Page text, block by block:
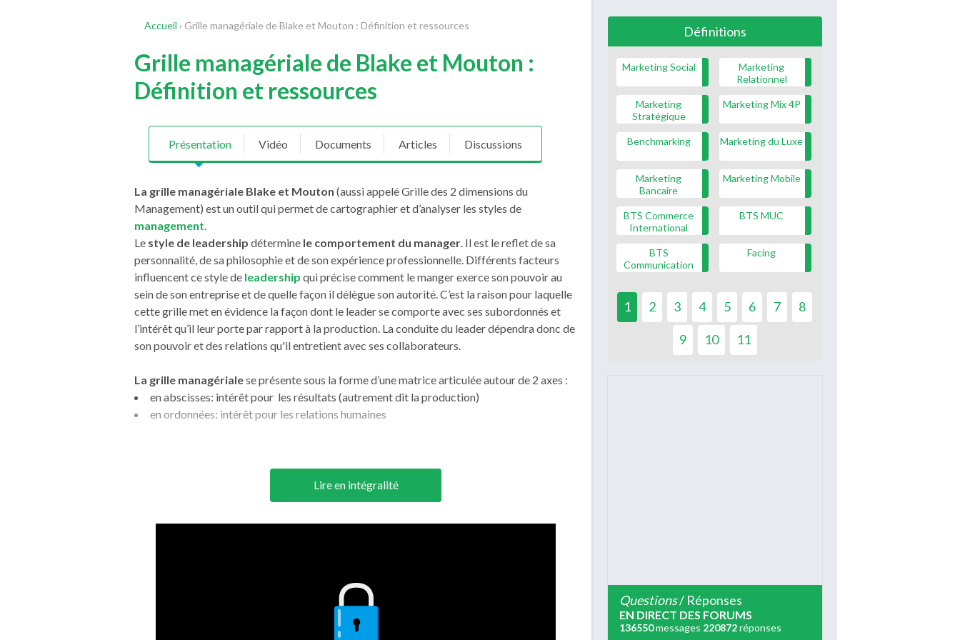
Accueil › Grille managériale de Blake et Mouton : Définition et ressources
Grille managériale de Blake et Mouton :
Définition et ressources
Présentation Vidéo Documents Articles Discussions
La grille managériale Blake et Mouton (aussi appelé Grille des 2 dimensions du
Management) est un outil qui permet de cartographier et d’analyser les styles de
management.
Le style de leadership détermine le comportement du manager. Il est le reflet de sa
personnalité, de sa philosophie et de son expérience professionnelle. Différents facteurs
influencent ce style de leadership qui précise comment le manger exerce son pouvoir au
sein de son entreprise et de quelle façon il délègue son autorité. C’est la raison pour laquelle
cette grille met en évidence la façon dont le leader se comporte avec ses subordonnés et
l’intérêt qu’il leur porte par rapport à la production. La conduite du leader dépendra donc de
son pouvoir et des relations qu'il entretient avec ses collaborateurs.
La grille managérialese présente sous la forme d’une matrice articulée autour de 2 axes :
en abscisses: intérêt pour les résultats (autrement dit la production)
en ordonnées: intérêt pour les relations humaines
Lire en intégralité
Définitions
Marketing Social
Marketing
Relationnel
Marketing
Stratégique
Marketing Mix 4P
Benchmarking Marketing du Luxe
Marketing
Bancaire
Marketing Mobile
BTS Commerce
International
BTS MUC
BTS
Communication
Facing
1 2 3 4 5 6 7 8
9 10 11
Questions/ Réponses
EN DIRECT DES FORUMS
136550messages 220872réponses